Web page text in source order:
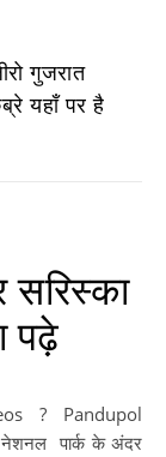
गुजरात
यहाँ पर है
सरिस्का
पढ़े
? Pandupol
नेशनल पार्क के अंदर